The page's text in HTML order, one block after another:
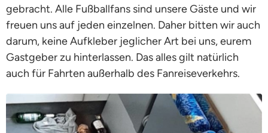
gebracht. Alle Fußballfans sind unsere Gäste und wir
freuen uns auf jeden einzelnen. Daher bitten wir auch
darum, keine Aufkleber jeglicher Art bei uns, eurem
Gastgeber zu hinterlassen. Das alles gilt natürlich
auch für Fahrten außerhalb des Fanreiseverkehrs.